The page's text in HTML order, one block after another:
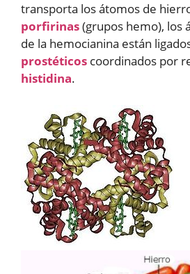
transporta los átomos de
porfirinas(grupos hemo), los
de la hemocianina están
prostéticos coordinados por
histidina.